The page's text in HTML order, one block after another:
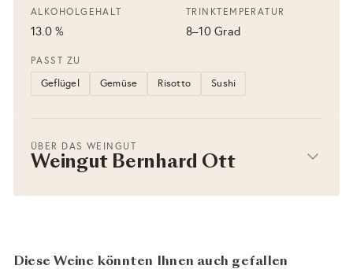
ALKOHOLGEHALT
13.0 %
TRINKTEMPERATUR
8–10 Grad
PASST ZU
Geflügel Gemüse Risotto Sushi
ÜBER DAS WEINGUT
Weingut Bernhard Ott
Diese Weine könnten Ihnen auch gefallen